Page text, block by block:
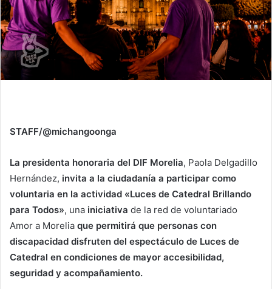
STAFF/@michangoonga
La presidenta honoraria del DIF Morelia, Paola Delgadillo
Hernández, invita a la ciudadanía a participar como
voluntaria en la actividad «Luces de Catedral Brillando
para Todos», una iniciativa de la red de voluntariado
Amor a Morelia que permitirá que personas con
discapacidad disfruten del espectáculo de Luces de
Catedral en condiciones de mayor accesibilidad,
seguridad y acompañamiento.